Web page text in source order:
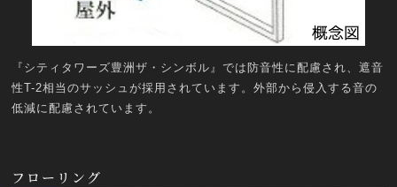
『シティタワーズ豊洲ザ・シンボル』では防音性に配慮され、遮音
性T-2相当のサッシュが採用されています。外部から侵入する音の
低減に配慮されています。
フローリング